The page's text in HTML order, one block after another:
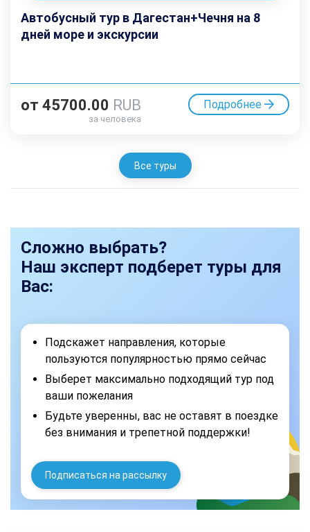
Автобусный тур в Дагестан+Чечня на 8
дней море и экскурсии
от 45700.00 RUB
за человека
Подробнее
Все туры
Сложно выбрать?
Наш эксперт подберет туры для
Вас:
Подскажет направления, которые
пользуются популярностью прямо сейчас
Выберет максимально подходящий тур под
ваши пожелания
Будьте уверенны, вас не оставят в поездке
без внимания и трепетной поддержки!
Подписаться на рассылку